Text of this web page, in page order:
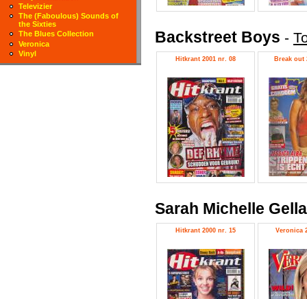
Backstreet Boys -
Hitkrant 2001 nr. 08 Break out
Sarah Michelle
Hitkrant 2000 nr. 15 Veronica
Televizier
The (Faboulous) Sounds of
the Sixties
The Blues Collection
Veronica
Vinyl